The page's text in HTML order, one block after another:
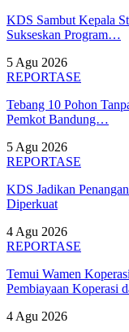
KDS Sambut Kepala
Sukseskan Program…
5 Agu 2026
REPORTASE
Tebang 10 Pohon
Pemkot Bandung…
5 Agu 2026
REPORTASE
KDS Jadikan
Diperkuat
4 Agu 2026
REPORTASE
Temui Wamen
Pembiayaan Koperasi
4 Agu 2026